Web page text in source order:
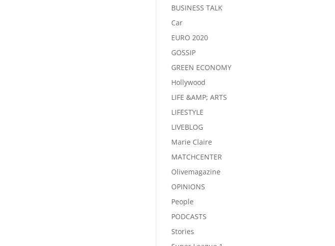
BUSINESS TALK
Car
EURO 2020
GOSSIP
GREEN ECONOMY
Hollywood
LIFE &AMP; ARTS
LIFESTYLE
LIVEBLOG
Marie Claire
MATCHCENTER
Olivemagazine
OPINIONS
People
PODCASTS
Stories